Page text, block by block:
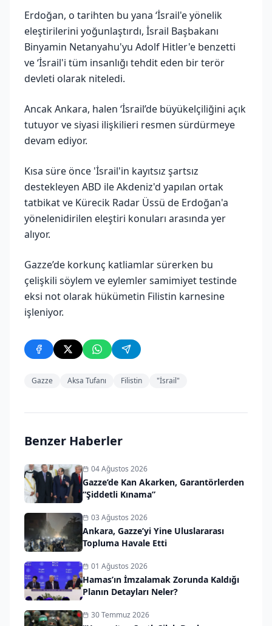
Erdoğan, o tarihten bu yana ‘İsrail'e yönelik
eleştirilerini yoğunlaştırdı, İsrail Başbakanı
Binyamin Netanyahu'yu Adolf Hitler'e benzetti
ve ‘İsrail'i tüm insanlığı tehdit eden bir terör
devleti olarak niteledi.
Ancak Ankara, halen ‘İsrail’de büyükelçiliğini açık
tutuyor ve siyasi ilişkilieri resmen sürdürmeye
devam ediyor.
Kısa süre önce 'İsrail'in kayıtsız şartsız
destekleyen ABD ile Akdeniz'd yapılan ortak
tatbikat ve Kürecik Radar Üssü de Erdoğan'a
yönelenidirilen eleştiri konuları arasında yer
alıyor.
Gazze’de korkunç katliamlar sürerken bu
çelişkili söylem ve eylemler samimiyet testinde
eksi not olarak hükümetin Filistin karnesine
işleniyor.
Gazze Aksa Tufanı Filistin "İsrail"
Benzer Haberler
04 Ağustos 2026
Gazze’de Kan Akarken, Garantörlerden
“Şiddetli Kınama”
03 Ağustos 2026
Ankara, Gazze’yi Yine Uluslararası
Topluma Havale Etti
01 Ağustos 2026
Hamas’ın İmzalamak Zorunda Kaldığı
Planın Detayları Neler?
30 Temmuz 2026